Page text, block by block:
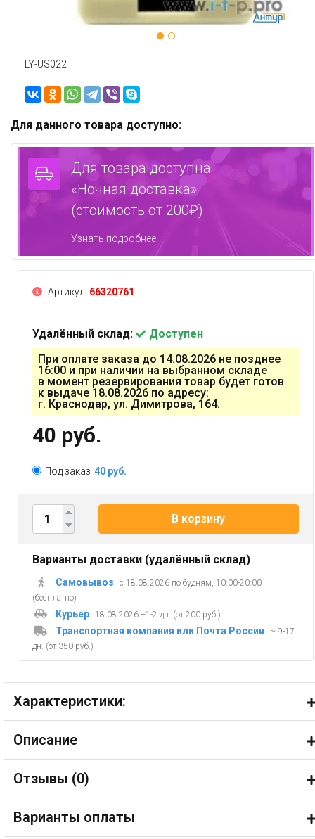
LY-US022
Для данного товара доступно:
Для товара доступна
«Ночная доставка»
(стоимость от 200₽).
Узнать подробнее.
Артикул: 66320761
Удалённый склад:
Доступен
При оплате заказа до 14.08.2026 не позднее
16:00 и при наличии на выбранном складе
в момент резервирования товар будет готов
к выдаче 18.08.2026 по адресу:
г. Краснодар, ул. Димитрова, 164.
40 руб.
Под заказ 40 руб.
В корзину
Варианты доставки (удалённый склад)
Самовывоз
с 18.08.2026 по будням, 10:00-20:00
(бесплатно)
Курьер 18.08.2026 +1-2 дн. (от 200 руб.)
Транспортная компания или Почта России
~ 9-17
дн. (от 350 руб.)
Характеристики:
Описание
Отзывы (0)
Варианты оплаты